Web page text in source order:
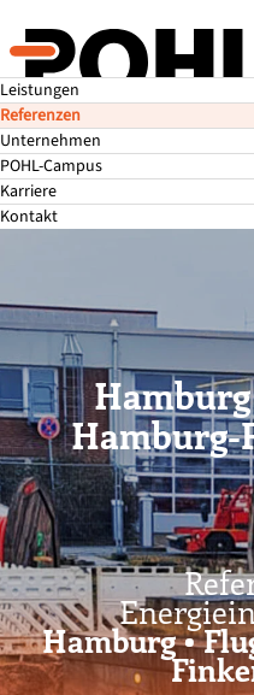
Leistungen
Referenzen
Unternehmen
POHL-Campus
Karriere
Kontakt
Hamburg-
Hamburg •